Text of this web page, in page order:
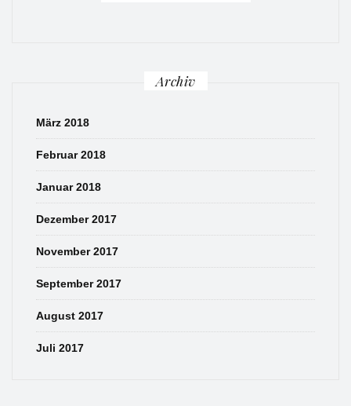
Archiv
März 2018
Februar 2018
Januar 2018
Dezember 2017
November 2017
September 2017
August 2017
Juli 2017